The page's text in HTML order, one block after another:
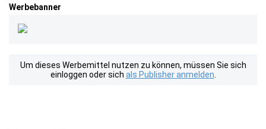
Werbebanner
Um dieses Werbemittel nutzen zu können, müssen Sie sich
einloggen oder sich als Publisher anmelden